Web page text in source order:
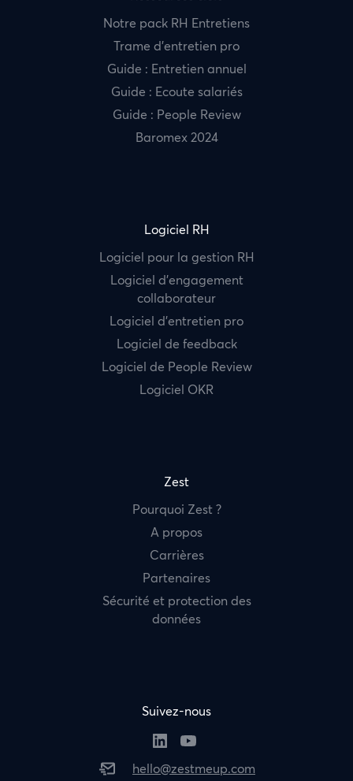
Notre pack RH Entretiens
Trame d’entretien pro
Guide : Entretien annuel
Guide : Ecoute salariés
Guide : People Review
Baromex 2024
Logiciel RH
Logiciel pour la gestion RH
Logiciel d’engagement
collaborateur
Logiciel d’entretien pro
Logiciel de feedback
Logiciel de People Review
Logiciel OKR
Zest
Pourquoi Zest ?
A propos
Carrières
Partenaires
Sécurité et protection des
données
Suivez-nous
hello@zestmeup.com